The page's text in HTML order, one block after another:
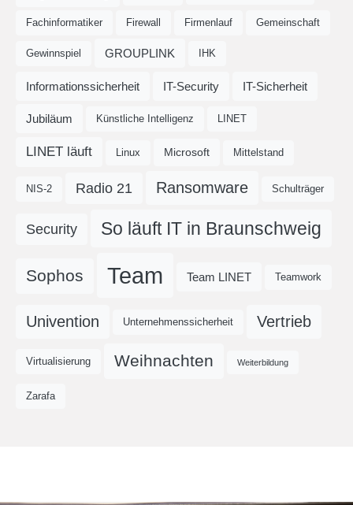
Fachinformatiker Firewall Firmenlauf Gemeinschaft
Gewinnspiel GROUPLINK IHK
Informationssicherheit IT-Security IT-Sicherheit
Jubiläum Künstliche Intelligenz LINET
LINET läuft Linux Microsoft Mittelstand
NIS-2 Radio 21 Ransomware Schulträger
Security So läuft IT in Braunschweig
Sophos Team Team LINET Teamwork
Univention Unternehmenssicherheit Vertrieb
Virtualisierung Weihnachten Weiterbildung
Zarafa